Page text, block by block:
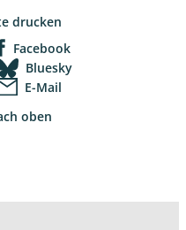
drucken
Facebook
Bluesky
E-Mail
oben